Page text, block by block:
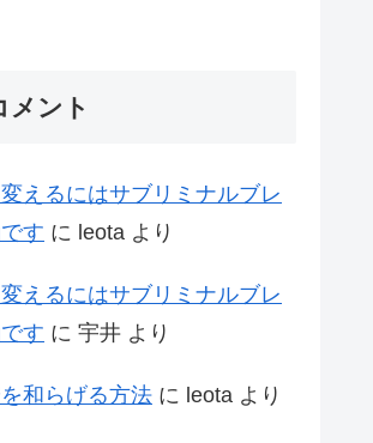
メント
えるにはサブリミナルブレ
す に leota より
えるにはサブリミナルブレ
す に 宇井 より
和らげる方法 に leota より